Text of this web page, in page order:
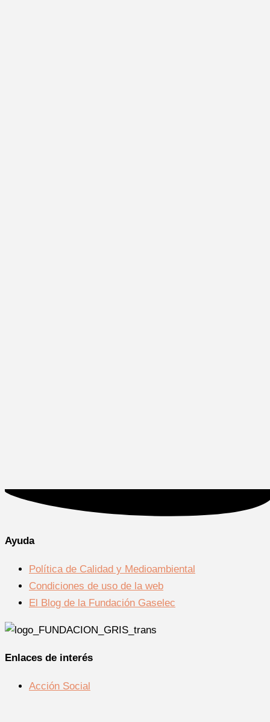
Ayuda
Política de Calidad y Medioambiental
Condiciones de uso de la web
El Blog de la Fundación Gaselec
Enlaces de interés
Acción Social